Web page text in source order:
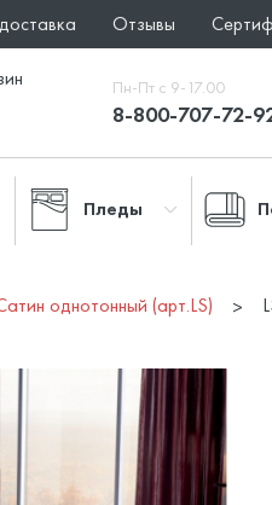
Отзывы
Пн-Пт с 9-17.00
8-800-707-72-
Пледы
однотонный (арт.LS)